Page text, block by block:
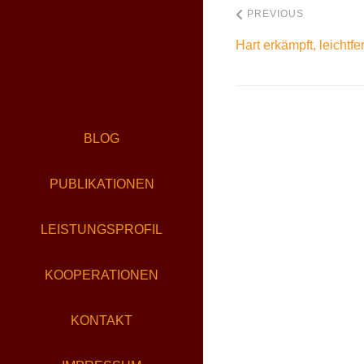
BLOG
PUBLIKATIONEN
LEISTUNGSPROFIL
KOOPERATIONEN
KONTAKT
PREVIOUS
Hart erkämpft,